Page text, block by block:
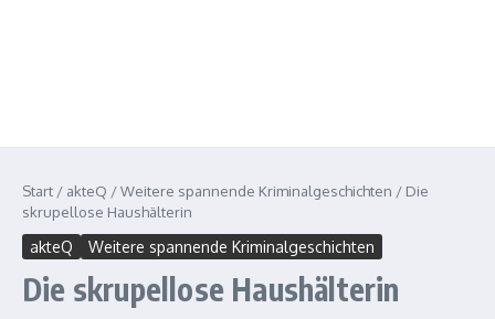
Start / akteQ /Weitere spannende Kriminalgeschichten / Die
skrupellose Haushälterin
akteQ Weitere spannende Kriminalgeschichten
Die skrupellose Haushälterin